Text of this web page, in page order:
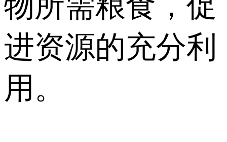
进资源的充分利
用。